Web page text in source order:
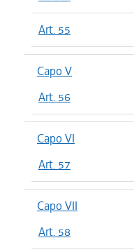
Art. 55
Capo V
Art. 56
Capo VI
Art. 57
Capo VII
Art. 58